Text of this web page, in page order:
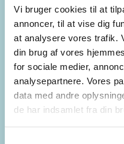
Vi bruger cookies til at
annoncer, til at vise dig
at analysere vores trafik.
din brug af vores
for sociale medier,
analysepartnere. Vores
data med andre
de har indsamlet fra din